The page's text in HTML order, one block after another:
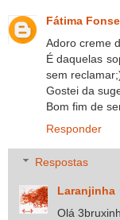
Fátima
Adoro creme
É daquelas
sem
Gostei da
Bom fim de
Responder
Respostas
Laranjinha
Olá